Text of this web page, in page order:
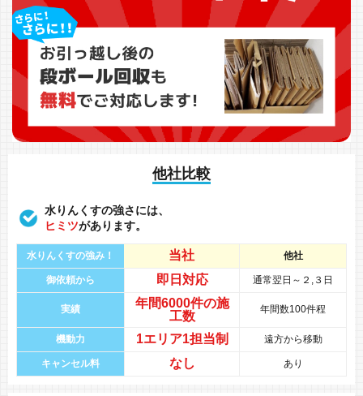
他社比較
水りんくすの強さには、
ヒミツがあります。
水りんくすの強み！ 当社 他社
御依頼から 即日対応 通常翌日～２,３日
実績 年間6000件の施
工数
年間数100件程
機動力 1エリア1担当制 遠方から移動
キャンセル料 なし あり